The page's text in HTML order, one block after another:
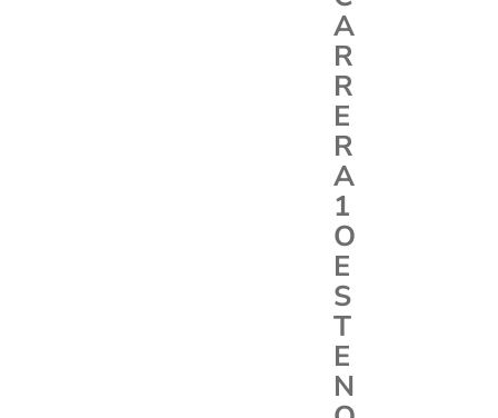
A
R
R
E
R
A
1
O
E
S
T
E
N